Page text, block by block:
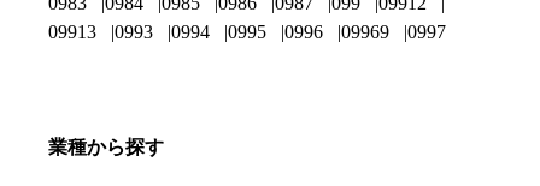
09913
0993 0994 0995 0996 09969 0997
業種から探す